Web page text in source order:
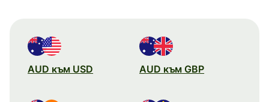
AUD към USD AUD към GBP